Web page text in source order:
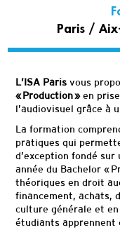
Paris /
L’ISA Parisvous
« Production »en
l’audiovisuel grâce à
La formation
pratiques qui
d’exception fondé sur
année du Bachelor «
théoriques en droit
financement, achats,
culture générale et
étudiants apprennent